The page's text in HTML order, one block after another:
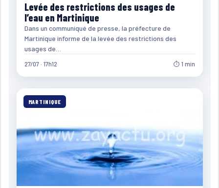
Levée des restrictions des usages de
l’eau en Martinique
Dans un communiqué de presse, la préfecture de
Martinique informe de la levée des restrictions des
usages de…
27/07 · 17h12 ⏱ 1 min
MARTINIQUE